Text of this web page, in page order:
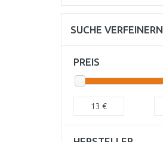
SUCHE VERFEINERN
PREIS
13 €